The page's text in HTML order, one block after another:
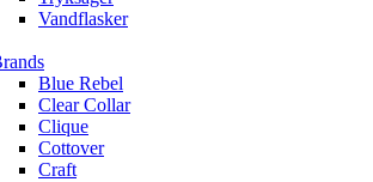
Vandflasker
Blue Rebel
Clear Collar
Clique
Cottover
Craft